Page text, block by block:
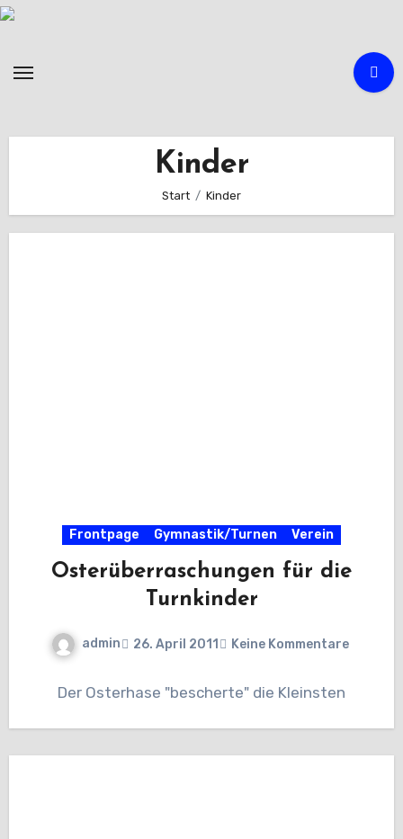
Zum
Kinder
Start Kinder
Frontpage Gymnastik/Turnen Verein
Osterüberraschungen für die
Turnkinder
admin 26. April 2011 Keine Kommentare
Der Osterhase "bescherte" die Kleinsten